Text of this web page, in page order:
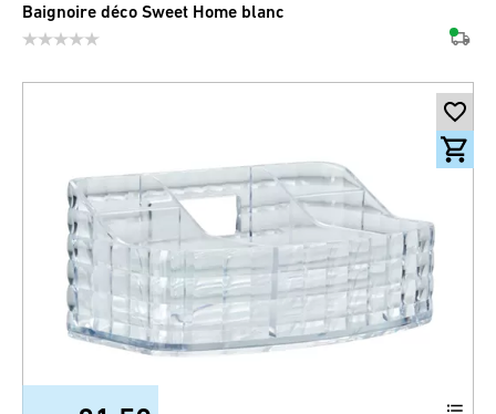
Baignoire déco Sweet Home blanc